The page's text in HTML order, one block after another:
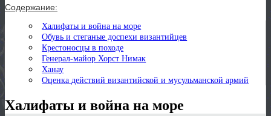
Содержание:
Халифаты и война на море
Обувь и стеганые доспехи византийцев
Крестоносцы в походе
Генерал-майор Хорст Нимак
Ханау
Оценка действий византийской и мусульманской армий
Халифаты и война на море